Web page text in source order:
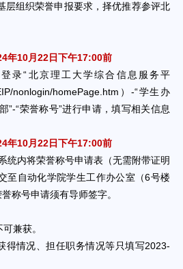
层组织荣誉申报要求，择优推荐参评北
年10月22日下午17:00前
录“北京理工大学综合信息服务平
nonlogin/homePage.htm）-“学生办
”-“荣誉称号”进行申请，填写相关信息
年10月22日下午17:00前
统内将荣誉称号申请表（无需附带证明
至自动化学院学生工作办公室（6号楼
称号申请须有导师签字。
兼获。
得情况、担任职务情况等只填写2023-